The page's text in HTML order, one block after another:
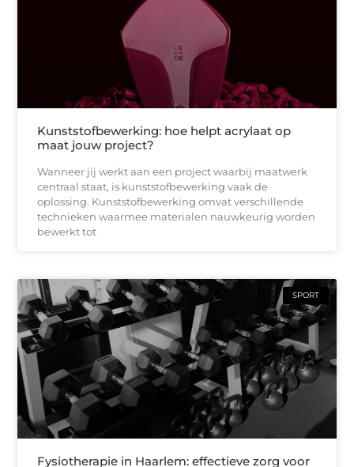
Kunststofbewerking: hoe helpt acrylaat op
maat jouw project?
Wanneer jij werkt aan een project waarbij maatwerk
centraal staat, is kunststofbewerking vaak de
oplossing. Kunststofbewerking omvat verschillende
technieken waarmee materialen nauwkeurig worden
bewerkt tot
SPORT
Fysiotherapie in Haarlem: effectieve zorg voor